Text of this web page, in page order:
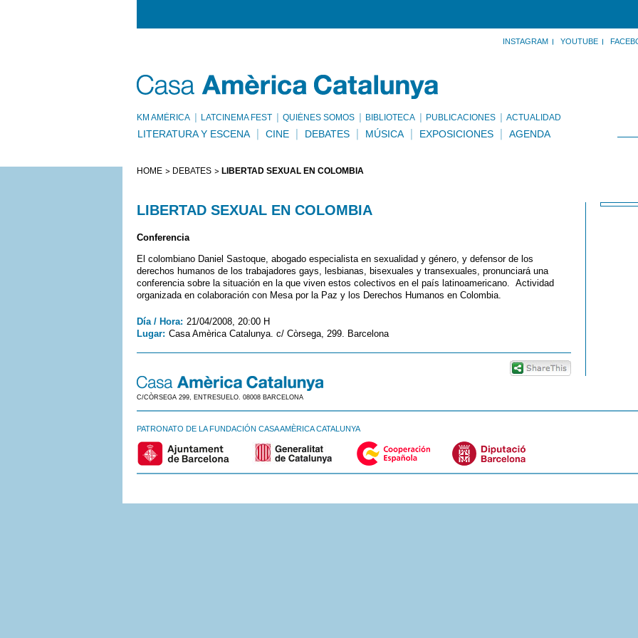
INSTAGRAM YOUTUBE
KM AMÈRICA LATCINEMA FEST QUIÉNES SOMOS BIBLIOTECA PUBLICACIONES ACTUALIDAD
LITERATURA Y ESCENA CINE DEBATES MÚSICA EXPOSICIONES AGENDA
HOME DEBATES LIBERTAD SEXUAL EN COLOMBIA
LIBERTAD SEXUAL EN COLOMBIA
Conferencia
El colombiano Daniel Sastoque, abogado especialista en sexualidad y género, y defensor de los
derechos humanos de los trabajadores gays, lesbianas, bisexuales y transexuales, pronunciará una
conferencia sobre la situación en la que viven estos colectivos en el país latinoamericano. Actividad
organizada en colaboración con Mesa por la Paz y los Derechos Humanos en Colombia.
Día / Hora: 21/04/2008, 20:00 H
Lugar: Casa Amèrica Catalunya. c/ Còrsega, 299. Barcelona
C/CÒRSEGA 299, ENTRESUELO. 08008 BARCELONA
PATRONATO DE LA FUNDACIÓN CASA AMÈRICA CATALUNYA